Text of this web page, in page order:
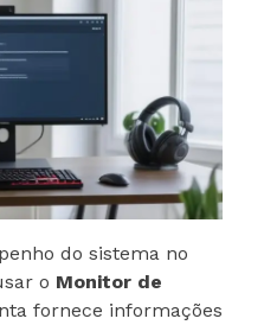
do sistema no
o Monitor de
fornece informações